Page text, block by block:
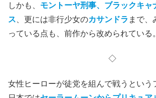
しかも、 モントーヤ刑事、ブラックキャ
ス 、更には非行少女のカサンドラ まで、
っている点も、前作から改められている。
◇
女性ヒーローが徒党を組んで戦うという